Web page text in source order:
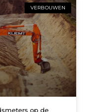
VERBOUWEN
op de